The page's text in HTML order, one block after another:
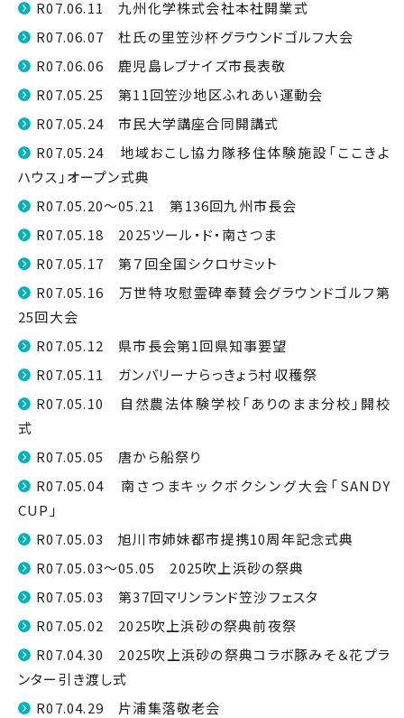
R07.06.11 九州化学株式会社本社開業式
R07.06.07 杜氏の里笠沙杯グラウンドゴルフ大会
R07.06.06 鹿児島レブナイズ市長表敬
R07.05.25 第11回笠沙地区ふれあい運動会
R07.05.24 市民大学講座合同開講式
R07.05.24 地域おこし協力隊移住体験施設「ここきよ
ハウス」オープン式典
R07.05.20～05.21 第136回九州市長会
R07.05.18 2025ツール・ド・南さつま
R07.05.17 第７回全国シクロサミット
R07.05.16 万世特攻慰霊碑奉賛会グラウンドゴルフ第
25回大会
R07.05.12 県市長会第1回県知事要望
R07.05.11 ガンバリーナらっきょう村収穫祭
R07.05.10 自然農法体験学校「ありのまま分校」開校
式
R07.05.05 唐から船祭り
R07.05.04 南さつまキックボクシング大会「SANDY
CUP」
R07.05.03 旭川市姉妹都市提携10周年記念式典
R07.05.03～05.05 2025吹上浜砂の祭典
R07.05.03 第37回マリンランド笠沙フェスタ
R07.05.02 2025吹上浜砂の祭典前夜祭
R07.04.30 2025吹上浜砂の祭典コラボ豚みそ＆花プラ
ンター引き渡し式
R07.04.29 片浦集落敬老会